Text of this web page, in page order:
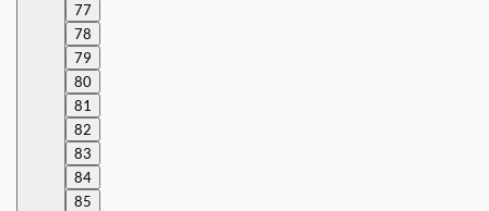
77
78
79
80
81
82
83
84
85